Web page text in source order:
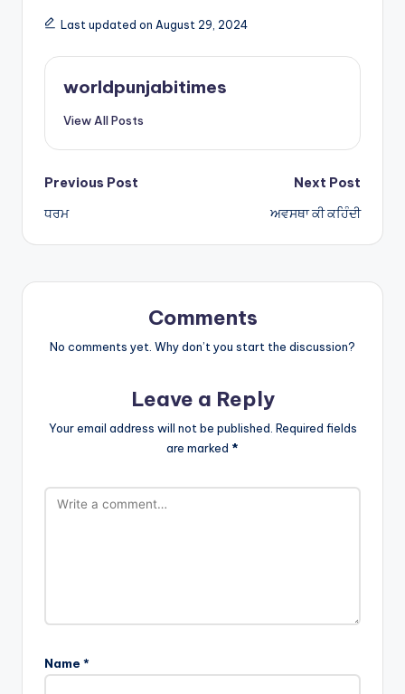
a
ts
A
p
ar
e
Last updated on August 29, 2024
worldpunjabitimes
View All Posts
Post
navigation
Previous Post
ਧਰਮ
Next Post
ਅਵਸਥਾ ਕੀ ਕਹਿੰਦੀ
Comments
No comments yet. Why don’t you start the discussion?
Leave a Reply
Your email address will not be published. Required fields
are marked *
Name *